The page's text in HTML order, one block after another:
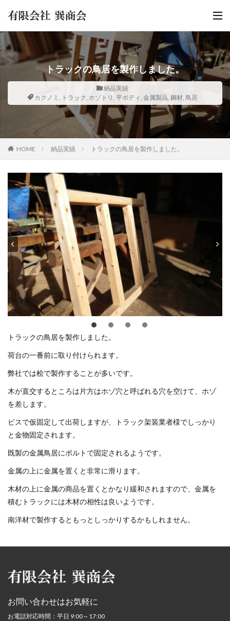
トラックの鳥居を製作しました。
納品実績
カクノミ, トラック,ホゾトリ,平ボディ,金属製品,鋼材,鳥居
HOME 納品実績 トラックの鳥居を製作しました。
トラックの鳥居を製作しました。
荷台の一番前に取り付けられます。
弊社では桧で製作することが多いです。
木が直交するところは片方はホゾ穴と呼ばれる穴を空けて、ホゾ
を差します。
ビスで仮固定して出荷しますが、トラック架装業者様でしっかり
と金物固定されます。
既製の金属鳥居にボルトで固定されるようです。
金属の上に金属を置くと非常に滑ります。
木材の上に金属の商品を置くとかなり緩和されますので、金属を
積むトラックには木材の相性は良いようです。
南洋材で製作するともっとしっかりするかもしれません。
お問い合わせはお気軽に
お電話対応時間：平日 9:00～17:00